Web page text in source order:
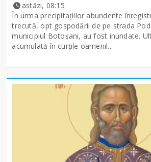
astăzi, 08:15
În urma precipitațiilor abundente
trecută, opt gospodării de pe strada
municipiul Botoșani, au fost inundate.
acumulată în curțile oamenil...